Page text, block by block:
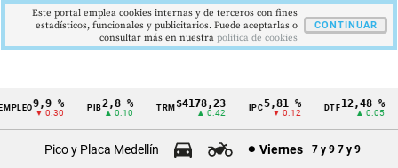
Cintillo
9,9 %
▼ 0.30
PIB2,8 %
▲ 0.10
TRM$4178,23
▲ 0.42
IPC5,81 %
▼ 0.12
DTF12,48 %
▲ 0.05
Pico y Placa Medellín Viernes 7 y 9 7 y 9
Este portal emplea cookies internas y de terceros con fines
estadísticos, funcionales y publicitarios. Puede aceptarlas o
consultar más en nuestra politica de cookies
CONTINUAR